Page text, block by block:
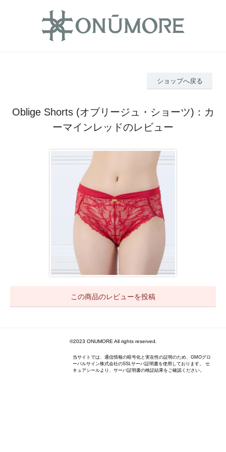
ショップへ戻る
Oblige Shorts (オブリージュ・ショーツ)：カ
ーマインレッドのレビュー
この商品のレビューを投稿
©️2023 ONUMORE All rights reserved.
当サイトでは、通信情報の暗号化と実在性の証明のため、GMOグロ
ーバルサイン株式会社のSSLサーバ証明書を使用しております。 セ
キュアシールより、サーバ証明書の検証結果をご確認ください。